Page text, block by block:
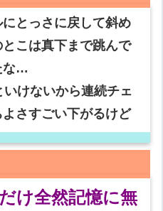
とっさに戻して斜め
こは真下まで跳んで
な…
けないから連続チェ
さすごい下がるけど
け全然記憶に無